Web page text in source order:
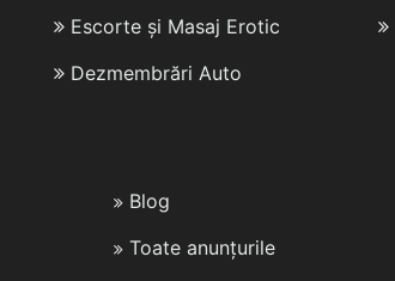
Escorte și Masaj Erotic
Dezmembrări Auto
Blog
Toate anunțurile